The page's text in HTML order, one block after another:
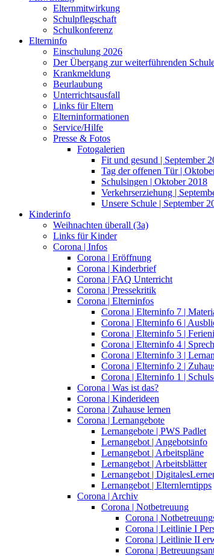
Elternmitwirkung
Schulpflegschaft
Schulkonferenz
Elterninfo
Einschulung 2026
Der Übergang zur weiterführenden
Krankmeldung
Beurlaubung
Unterrichtsausfall
Links für Eltern
Elterninformationen
Service/Hilfe
Presse & Fotos
Fotogalerien
Fit und gesund | September
Tag der offenen Tür |
Schulsingen | Oktober 2018
Verkehrserziehung |
Unsere Schule | September
Kinderinfo
Weihnachten überall (3a)
Links für Kinder
Corona | Infos
Corona | Eröffnung
Corona | Kinderbrief
Corona | FAQ Unterricht
Corona | Pressekritik
Corona | Elterninfos
Corona | Elterninfo 7 |
Corona | Elterninfo 6 |
Corona | Elterninfo 5 |
Corona | Elterninfo 4 |
Corona | Elterninfo 3 |
Corona | Elterninfo 2 |
Corona | Elterninfo 1 |
Corona | Was ist das?
Corona | Kinderideen
Corona | Zuhause lernen
Corona | Lernangebote
Lernangebote | PWS Padlet
Lernangebot | Angebotsinfo
Lernangebot | Arbeitspläne
Lernangebot | Arbeitsblätter
Lernangebot |
Lernangebot | Elternlerntipps
Corona | Archiv
Corona | Notbetreuung
Corona |
Corona | Leitlinie I
Corona | Leitlinie II
Corona |